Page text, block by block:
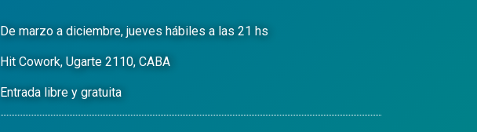
De marzo a diciembre, jueves hábiles a las 21 hs
Hit Cowork, Ugarte 2110, CABA
Entrada libre y gratuita